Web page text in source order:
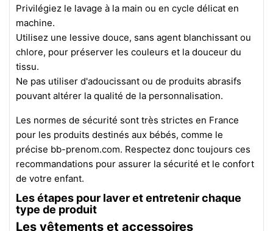
Privilégiez le lavage à la main ou en cycle délicat en
machine.
Utilisez une lessive douce, sans agent blanchissant ou
chlore, pour préserver les couleurs et la douceur du
tissu.
Ne pas utiliser d'adoucissant ou de produits abrasifs
pouvant altérer la qualité de la personnalisation.
Les normes de sécurité sont très strictes en France
pour les produits destinés aux bébés, comme le
précise bb-prenom.com. Respectez donc toujours ces
recommandations pour assurer la sécurité et le confort
de votre enfant.
Les étapes pour laver et entretenir chaque
type de produit
Les vêtements et accessoires